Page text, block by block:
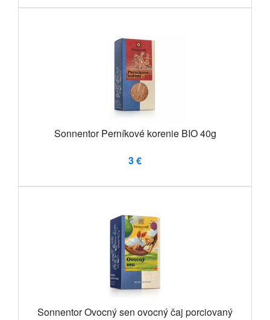
Sonnentor Perníkové korenie BIO 40g
3 €
Sonnentor Ovocný sen ovocný čaj porciovaný